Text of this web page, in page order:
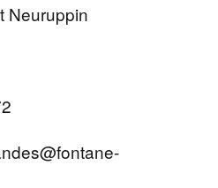
Neuruppin